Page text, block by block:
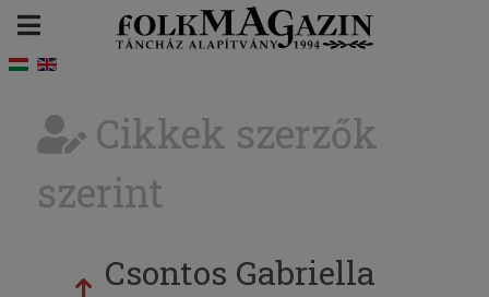
Cikkek szerzők
szerint
Csontos Gabriella